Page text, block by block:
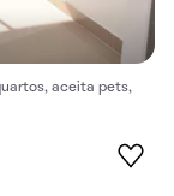
aceita pets,